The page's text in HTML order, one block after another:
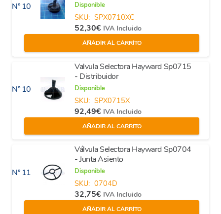
Nº 10 Disponible
SKU: SPX0710XC
52,30€ IVA Incluido
AÑADIR AL CARRITO
Nº 10
Valvula Selectora Hayward Sp0715
- Distribuidor
Disponible
SKU: SPX0715X
92,49€ IVA Incluido
AÑADIR AL CARRITO
Nº 11
Válvula Selectora Hayward Sp0704
- Junta Asiento
Disponible
SKU: 0704D
32,75€ IVA Incluido
AÑADIR AL CARRITO